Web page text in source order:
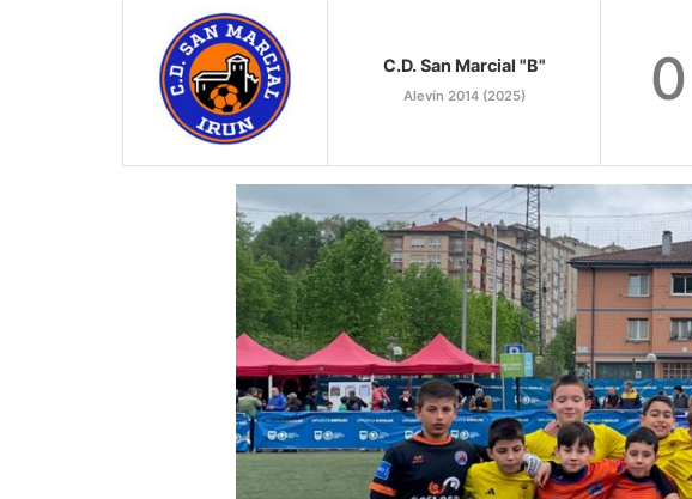
C.D. San Marcial "B"
Alevín 2014 (2025) 0